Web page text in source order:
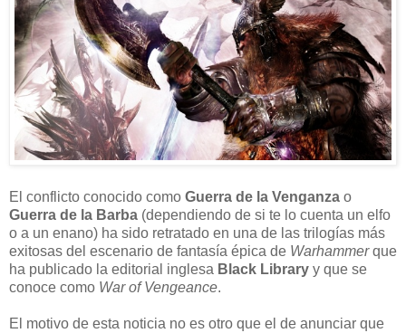
El conflicto conocido como Guerra de la Venganza o
Guerra de la Barba (dependiendo de si te lo cuenta un elfo
o a un enano) ha sido retratado en una de las trilogías más
exitosas del escenario de fantasía épica de Warhammerque
ha publicado la editorial inglesa Black Library y que se
conoce como War of Vengeance.
El motivo de esta noticia no es otro que el de anunciar que